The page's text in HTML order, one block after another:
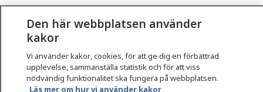
1177–tryggt om din hälsa och vård
På 1177.se får du råd om hälsa och information om
Den här webbplatsen använder
kakor
Vi använder kakor, cookies, för att ge dig en förbättrad
upplevelse, sammanställa statistik och för att viss
nödvändig funktionalitet ska fungera på webbplatsen.
Läs mer om hur vi använder kakor